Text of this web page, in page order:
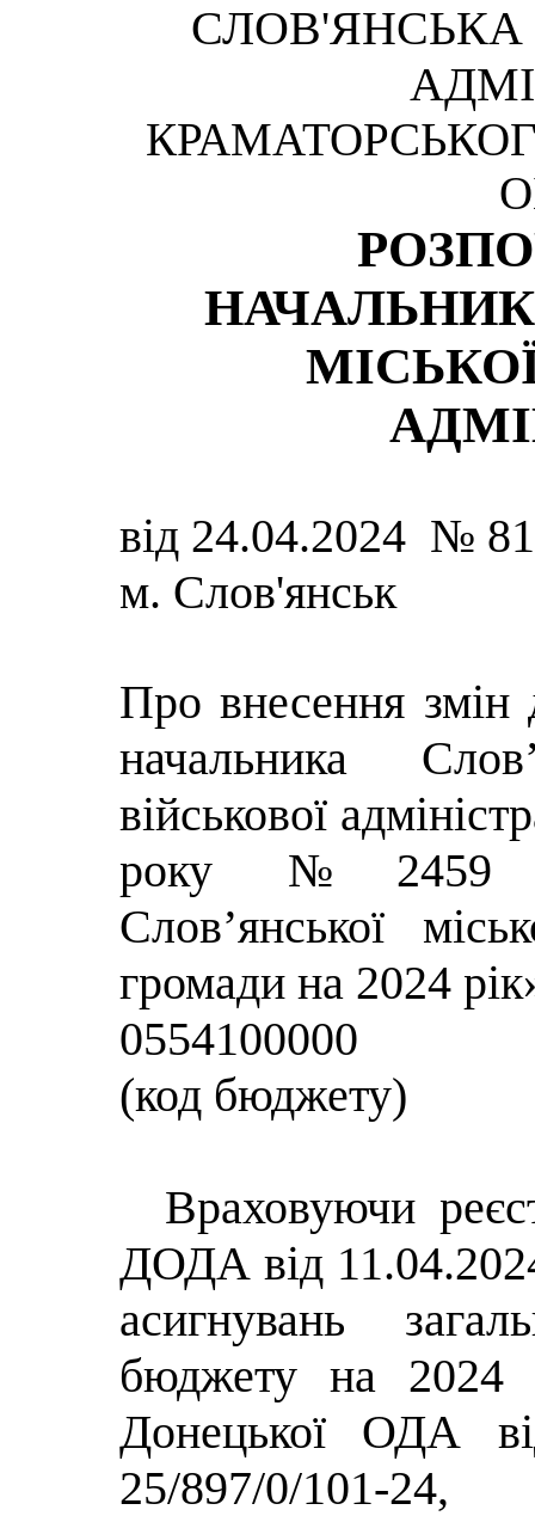
СЛОВ'ЯНСЬКА
від 24.04.2024 №
м. Слов'янськ
Про внесення змін
начальника
військової
року №2459
Слов’янської
громади на 2024
0554100000
(код бюджету)
Враховуючи
ДОДА від
асигнувань
бюджету на 2024
Донецької ОДА
25/897/0/